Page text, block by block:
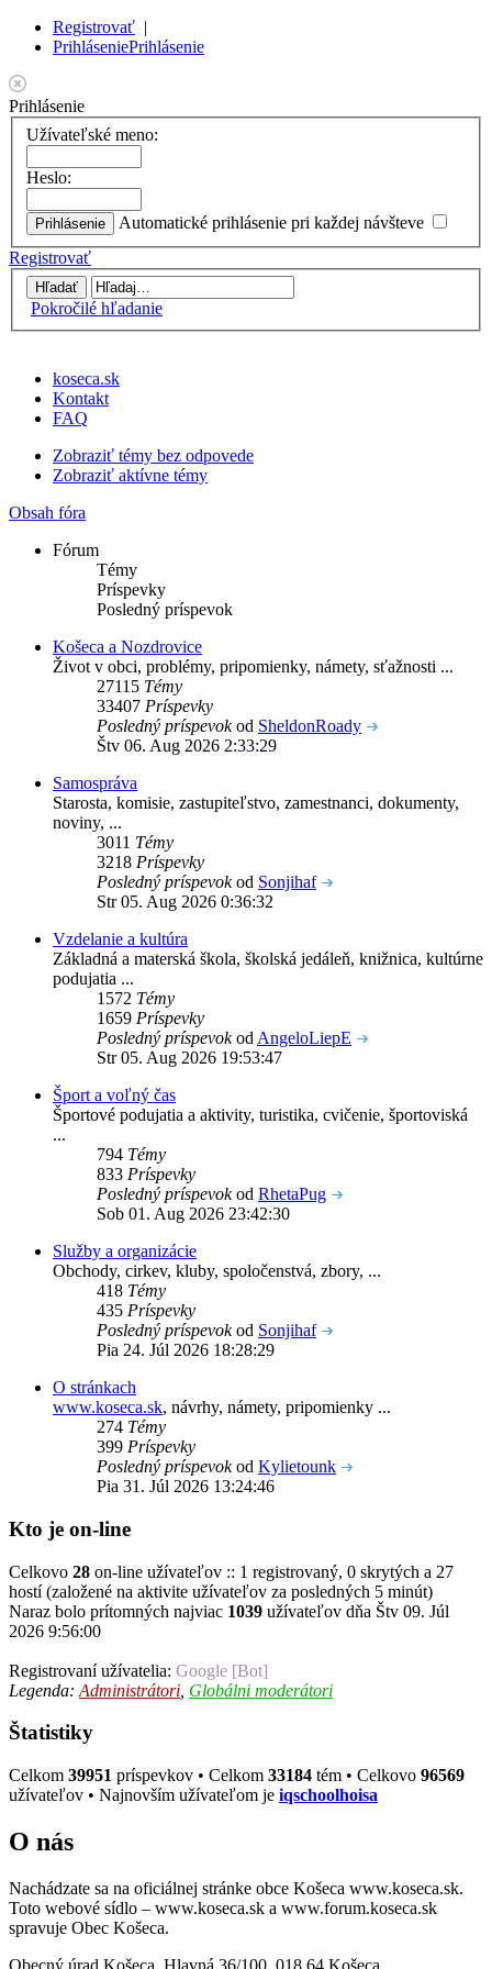
Registrovať |
PrihláseniePrihlásenie
Prihlásenie
Užívateľské meno:
Heslo:
Automatické prihlásenie pri každej návšteve
Registrovať
Pokročilé hľadanie
koseca.sk
Kontakt
FAQ
Zobraziť témy bez odpovede
Zobraziť aktívne témy
Obsah fóra
Fórum
Témy
Príspevky
Posledný príspevok
Košeca a Nozdrovice
Život v obci, problémy, pripomienky, námety, sťažnosti ...
27115 Témy
33407 Príspevky
Posledný príspevokod SheldonRoady
Štv 06. Aug 2026 2:33:29
Samospráva
Starosta, komisie, zastupiteľstvo, zamestnanci, dokumenty,
noviny, ...
3011 Témy
3218 Príspevky
Posledný príspevokod Sonjihaf
Str 05. Aug 2026 0:36:32
Vzdelanie a kultúra
Základná a materská škola, školská jedáleň, knižnica, kultúrne
podujatia ...
1572 Témy
1659 Príspevky
Posledný príspevokod AngeloLiepE
Str 05. Aug 2026 19:53:47
Šport a voľný čas
Športové podujatia a aktivity, turistika, cvičenie, športoviská
...
794 Témy
833 Príspevky
Posledný príspevokod RhetaPug
Sob 01. Aug 2026 23:42:30
Služby a organizácie
Obchody, cirkev, kluby, spoločenstvá, zbory, ...
418 Témy
435 Príspevky
Posledný príspevokod Sonjihaf
Pia 24. Júl 2026 18:28:29
O stránkach
www.koseca.sk, návrhy, námety, pripomienky ...
274 Témy
399 Príspevky
Posledný príspevokod Kylietounk
Pia 31. Júl 2026 13:24:46
Kto je on-line
Celkovo 28 on-line užívateľov :: 1 registrovaný, 0 skrytých a 27
hostí (založené na aktivite užívateľov za posledných 5 minút)
Naraz bolo prítomných najviac 1039 užívateľov dňa Štv 09. Júl
2026 9:56:00
Registrovaní užívatelia: Google [Bot]
Legenda: Administrátori Globálni moderátori
Štatistiky
Celkom 39951 príspevkov • Celkom 33184 tém • Celkovo 96569
užívateľov • Najnovším užívateľom je iqschoolhoisa
O nás
Nachádzate sa na oficiálnej stránke obce Košeca www.koseca.sk.
Toto webové sídlo – www.koseca.sk a www.forum.koseca.sk
spravuje Obec Košeca.
Obecný úrad Košeca, Hlavná 36/100, 018 64 Košeca